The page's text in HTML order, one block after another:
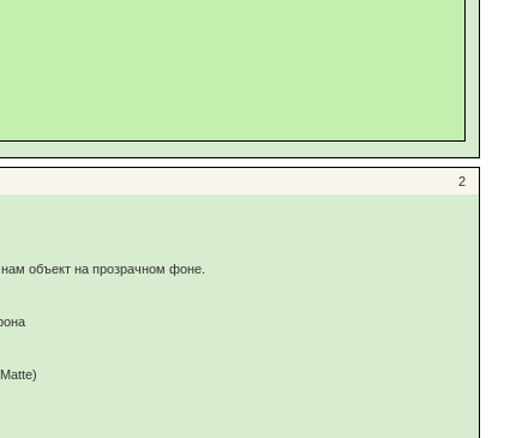
2
объект на прозрачном фоне.